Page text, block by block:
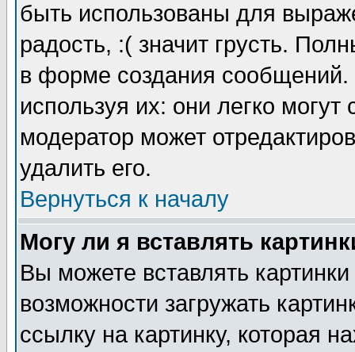
быть использованы для
радость, :( значит грусть.
в форме создания сообщений.
используя их: они легко
модератор может
удалить его.
Вернуться к началу
Могу ли я вставлять
Вы можете вставлять
возможности загружать
ссылку на картинку, которая